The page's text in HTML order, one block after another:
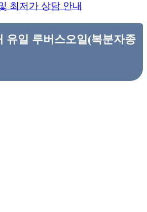
최저가 상담 안내
유일 루버스오일(복분자종